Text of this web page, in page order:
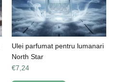
Ulei parfumat pentru lumanari
North Star
€7,24